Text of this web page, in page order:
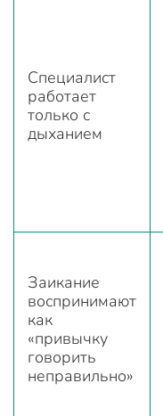
Специалист
работает
только с
дыханием
Заикание
воспринимают
как
«привычку
говорить
неправильно»